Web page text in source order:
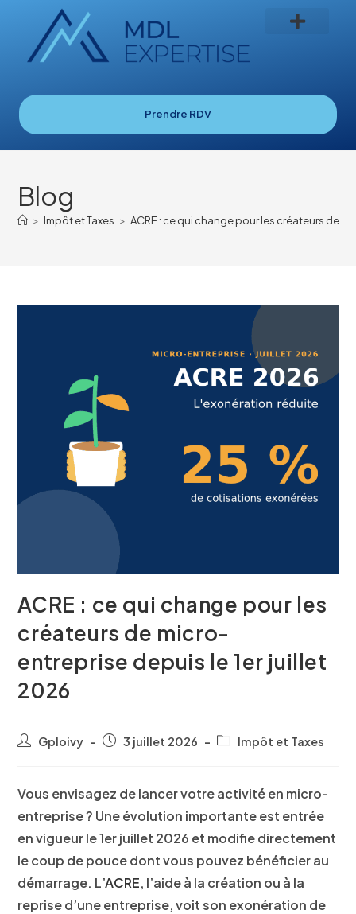
Prendre RDV
Blog
> Impôt et Taxes > ACRE : ce qui change pour les créateurs de
ACRE : ce qui change pour les
créateurs de micro-
entreprise depuis le 1er juillet
2026
Gploivy 3 juillet 2026 Impôt et Taxes
Vous envisagez de lancer votre activité en micro-
entreprise ? Une évolution importante est entrée
en vigueur le 1er juillet 2026 et modifie directement
le coup de pouce dont vous pouvez bénéficier au
démarrage. L’ACRE, l’aide à la création ou à la
reprise d’une entreprise, voit son exonération de